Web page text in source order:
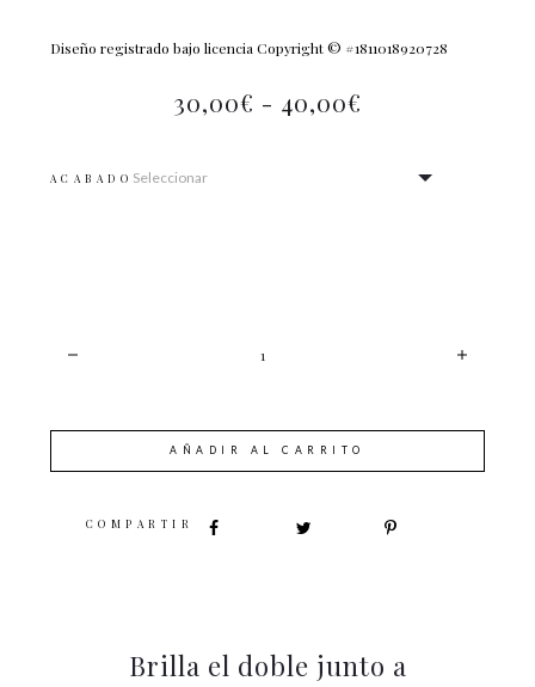
Diseño registrado bajo licencia Copyright © #1811018920728
30,00€ - 40,00€
ACABADO
AÑADIR AL CARRITO
SHARE
Brilla el doble junto a